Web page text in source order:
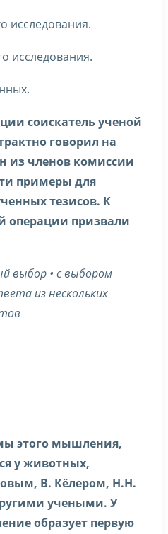
исследования.
исследования.
соискатель ученой
говорил на
из членов комиссии
примеры для
тезисов. К
операции призвали
выбор • с выбором
из нескольких
этого мышления,
у животных,
В. Кёлером, Н.Н.
учеными. У
образует первую